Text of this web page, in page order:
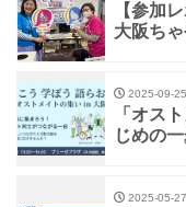
【参加
大阪ち
2025-09-25
「オス
じめの
2025-05-27